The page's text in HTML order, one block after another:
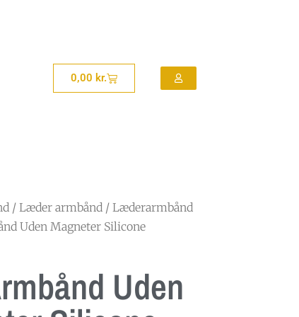
0,00 kr.
/ Læder armbånd / Læderarmbånd
Uden Magneter Silicone
Uden